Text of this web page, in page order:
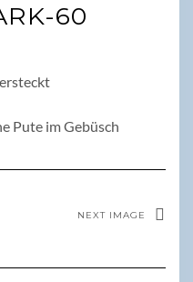
60
Pute im Gebüsch
NEXT IMAGE